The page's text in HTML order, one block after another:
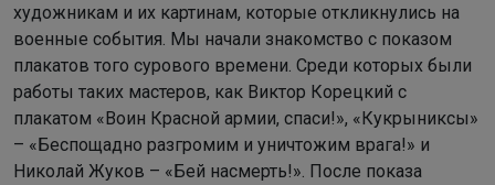
художникам и их картинам, которые откликнулись на
военные события. Мы начали знакомство с показом
плакатов того сурового времени. Среди которых были
работы таких мастеров, как Виктор Корецкий с
плакатом «Воин Красной армии, спаси!», «Кукрыниксы»
– «Беспощадно разгромим и уничтожим врага!» и
Николай Жуков – «Бей насмерть!». После показа